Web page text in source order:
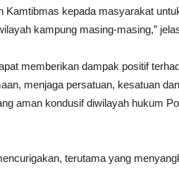
Kamtibmas kepada masyarakat
kampung masing-masing,”
memberikan dampak positif
menjaga persatuan, kesatuan
aman kondusif diwilayah hukum
terutama yang